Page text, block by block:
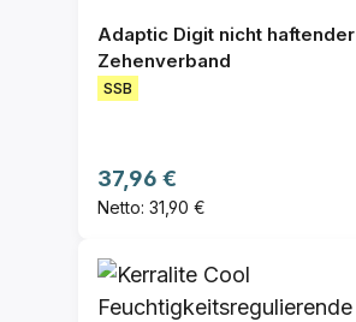
Adaptic Digit nicht haftender
Zehenverband
SSB
Regulärer Preis:
37,96 €
Netto: 31,90 €